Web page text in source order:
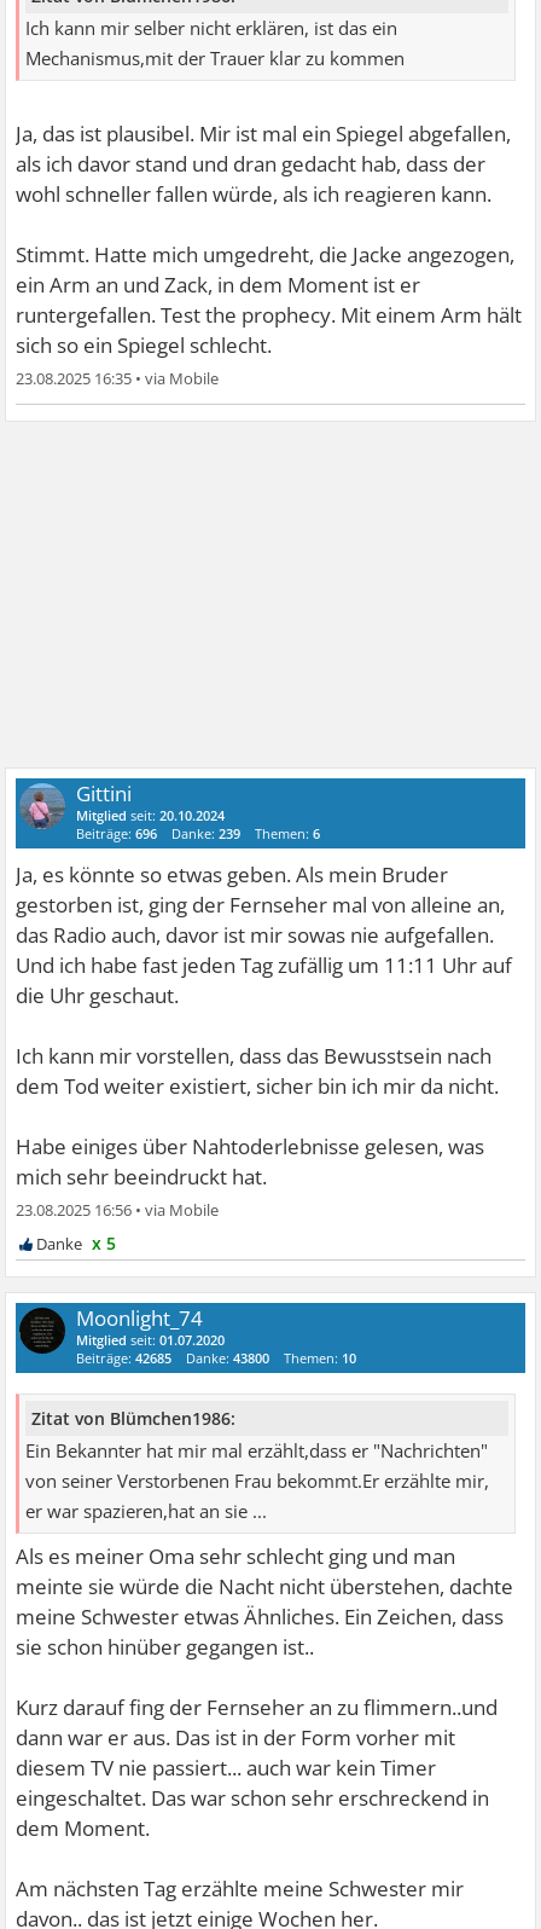
Ich kann mir selber nicht erklären, ist das ein
Mechanismus,mit der Trauer klar zu kommen
Ja, das ist plausibel. Mir ist mal ein Spiegel abgefallen,
als ich davor stand und dran gedacht hab, dass der
wohl schneller fallen würde, als ich reagieren kann.
Stimmt. Hatte mich umgedreht, die Jacke angezogen,
ein Arm an und Zack, in dem Moment ist er
runtergefallen. Test the prophecy. Mit einem Arm hält
sich so ein Spiegel schlecht.
23.08.2025 16:35 •
Gittini
Mitglied seit:20.10.2024
Beiträge:696 Danke:239 Themen:6
Ja, es könnte so etwas geben. Als mein Bruder
gestorben ist, ging der Fernseher mal von alleine an,
das Radio auch, davor ist mir sowas nie aufgefallen.
Und ich habe fast jeden Tag zufällig um 11:11 Uhr auf
die Uhr geschaut.
Ich kann mir vorstellen, dass das Bewusstsein nach
dem Tod weiter existiert, sicher bin ich mir da nicht.
Habe einiges über Nahtoderlebnisse gelesen, was
mich sehr beeindruckt hat.
23.08.2025 16:56 •
x 5
Moonlight_74
Mitglied seit:01.07.2020
Beiträge:42685 Danke:43800 Themen: 10
Zitat von Blümchen1986:
Ein Bekannter hat mir mal erzählt,dass er "Nachrichten"
von seiner Verstorbenen Frau bekommt.Er erzählte mir,
er war spazieren,hat an sie ...
Als es meiner Oma sehr schlecht ging und man
meinte sie würde die Nacht nicht überstehen, dachte
meine Schwester etwas Ähnliches. Ein Zeichen, dass
sie schon hinüber gegangen ist..
Kurz darauf fing der Fernseher an zu flimmern..und
dann war er aus. Das ist in der Form vorher mit
diesem TV nie passiert... auch war kein Timer
eingeschaltet. Das war schon sehr erschreckend in
dem Moment.
Am nächsten Tag erzählte meine Schwester mir
davon.. das ist jetzt einige Wochen her.